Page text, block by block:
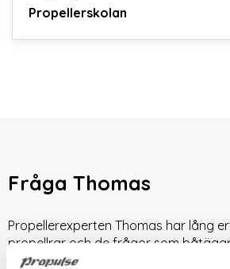
Propellerskolan
Fråga Thomas
Propellerexperten Thomas har lång
propellrar och de frågor som
till exempel omkring med en mer